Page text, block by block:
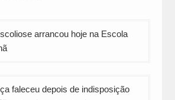
arrancou hoje na Escola
faleceu depois de indisposição